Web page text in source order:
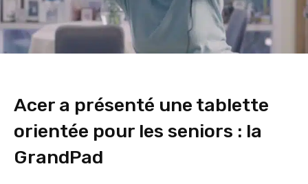
Acer a présenté une tablette
orientée pour les seniors : la
GrandPad